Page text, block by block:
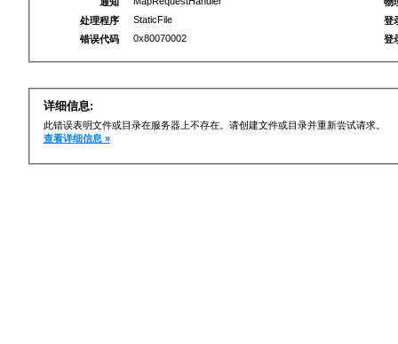
处理程序
StaticFile
错误代码
0x80070002
登
登
详细信息:
此错误表明文件或目录在服务器上不存在。请创建文件或目录并重新尝试请求。
查看详细信息 »